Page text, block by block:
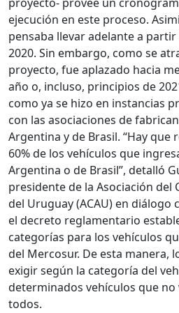
ejecución en este proceso.
pensaba llevar adelante a partir
2020. Sin embargo, como se
proyecto, fue aplazado hacia
año o, incluso, principios de
como ya se hizo en instancias
con las asociaciones de
Argentina y de Brasil. “Hay que
60% de los vehículos que
Argentina o de Brasil”, detalló
presidente de la Asociación
del Uruguay (ACAU) en diálogo
el decreto reglamentario
categorías para los vehículos
del Mercosur. De esta manera,
exigir según la categoría del
determinados vehículos que
todos.